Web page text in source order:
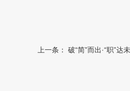
上一条： 破“简”而出·“职”